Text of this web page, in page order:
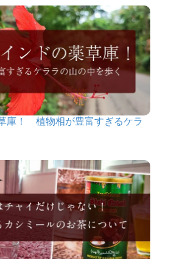
庫！ 植物相が豊富すぎるケラ